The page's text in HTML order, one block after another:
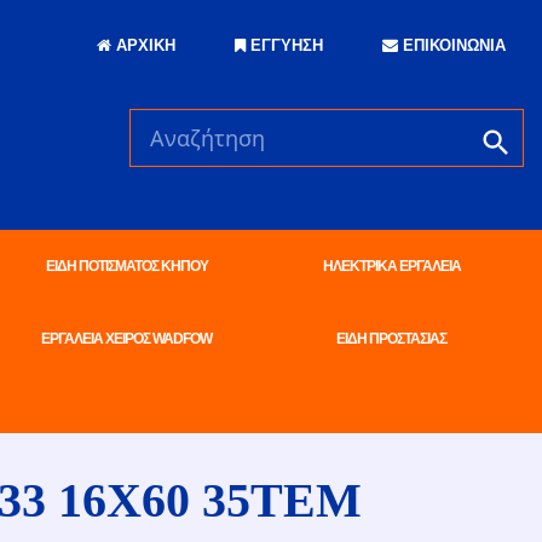
ΑΡΧΙΚΗ ΕΓΓΥΗΣΗ ΕΠΙΚΟΙΝΩΝΙΑ
ΕΙΔΗ ΠΟΤΙΣΜΑΤΟΣ ΚΗΠΟΥ ΗΛΕΚΤΡΙΚΑ ΕΡΓΑΛΕΙΑ
ΕΡΓΑΛΕΙΑ ΧΕΙΡΟΣ WADFOW ΕΙΔΗ ΠΡΟΣΤΑΣΙΑΣ
16X60 35TEM